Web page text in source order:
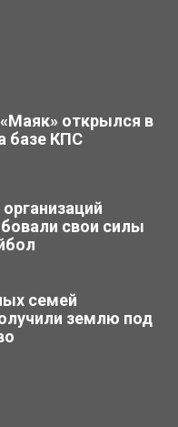
открылся в
базе КПС
свои силы
семей
землю под